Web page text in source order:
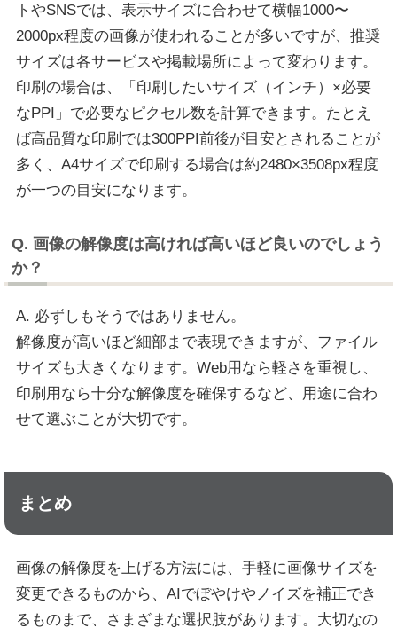
トやSNSでは、表示サイズに合わせて横幅1000〜
2000px程度の画像が使われることが多いですが、推奨
サイズは各サービスや掲載場所によって変わります。
印刷の場合は、「印刷したいサイズ（インチ）×必要
なPPI」で必要なピクセル数を計算できます。たとえ
ば高品質な印刷では300PPI前後が目安とされることが
多く、A4サイズで印刷する場合は約2480×3508px程度
が一つの目安になります。
Q. 画像の解像度は高ければ高いほど良いのでしょう
か？
A. 必ずしもそうではありません。
解像度が高いほど細部まで表現できますが、ファイル
サイズも大きくなります。Web用なら軽さを重視し、
印刷用なら十分な解像度を確保するなど、用途に合わ
せて選ぶことが大切です。
まとめ
画像の解像度を上げる方法には、手軽に画像サイズを
変更できるものから、AIでぼやけやノイズを補正でき
るものまで、さまざまな選択肢があります。大切なの